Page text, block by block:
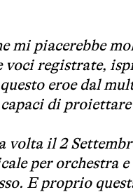
mi piacerebbe
voci registrate,
eroe dal
di proiettare
volta il 2
per orchestra
E proprio